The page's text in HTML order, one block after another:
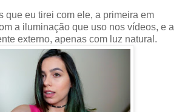
que eu tirei com ele, a primeira em
a iluminação que uso nos vídeos, e a
externo, apenas com luz natural.